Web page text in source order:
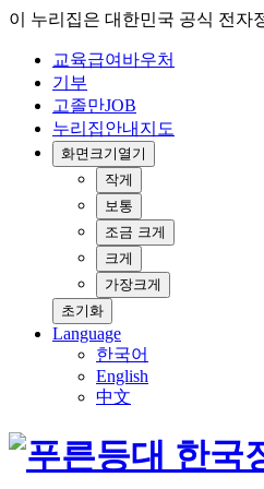
이 누리집은 대한민국 공식 전자
교육급여바우처
기부
고졸만JOB
누리집안내지도
화면크기 열기
작게
보통
조금 크게
크게
가장크게
초기화
Language
한국어
English
中文